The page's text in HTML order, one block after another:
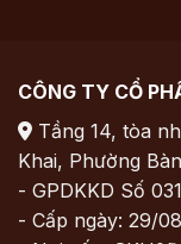
CÔNG TY CỔ
Tầng 14, tòa
Khai, Phường
- GPDKKD Số
- Cấp ngày: 29/